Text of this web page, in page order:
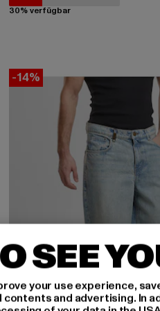
30% verfügbar
-14%
SEE
your use experience,
and advertising. In